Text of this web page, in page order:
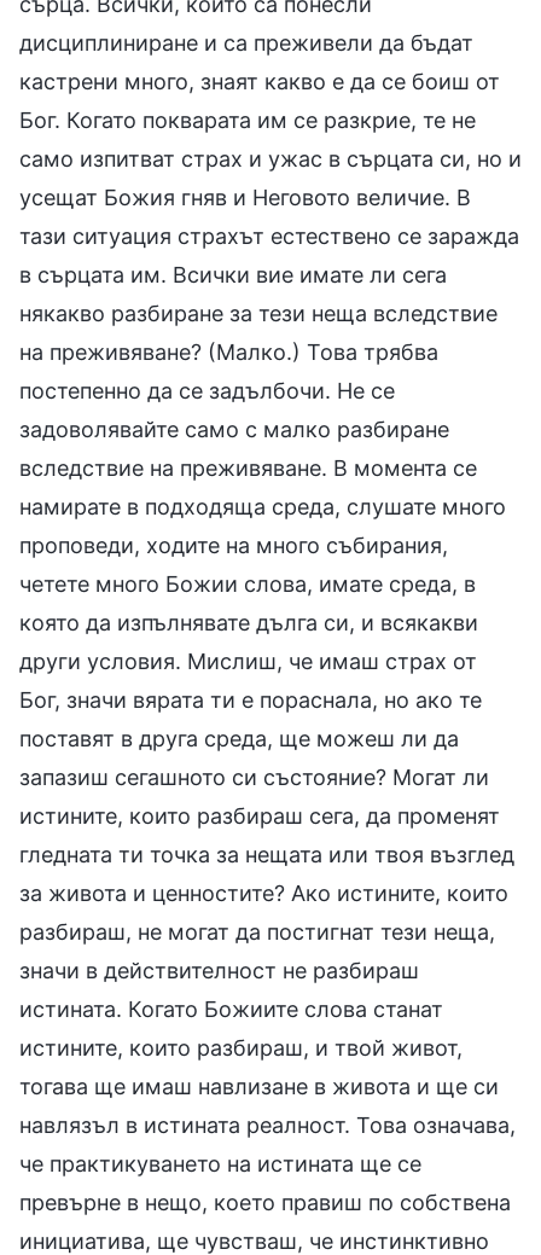
дисциплиниране и са преживели да бъдат
кастрени много, знаят какво е да се боиш от
Бог. Когато покварата им се разкрие, те не
само изпитват страх и ужас в сърцата си, но и
усещат Божия гняв и Неговото величие. В
тази ситуация страхът естествено се заражда
в сърцата им. Всички вие имате ли сега
някакво разбиране за тези неща вследствие
на преживяване? (Малко.) Това трябва
постепенно да се задълбочи. Не се
задоволявайте само с малко разбиране
вследствие на преживяване. В момента се
намирате в подходяща среда, слушате много
проповеди, ходите на много събирания,
четете много Божии слова, имате среда, в
която да изпълнявате дълга си, и всякакви
други условия. Мислиш, че имаш страх от
Бог, значи вярата ти е пораснала, но ако те
поставят в друга среда, ще можеш ли да
запазиш сегашното си състояние? Могат ли
истините, които разбираш сега, да променят
гледната ти точка за нещата или твоя възглед
за живота и ценностите? Ако истините, които
разбираш, не могат да постигнат тези неща,
значи в действителност не разбираш
истината. Когато Божиите слова станат
истините, които разбираш, и твой живот,
тогава ще имаш навлизане в живота и ще си
навлязъл в истината реалност. Това означава,
че практикуването на истината ще се
превърне в нещо, което правиш по собствена
инициатива, ще чувстваш, че инстинктивно